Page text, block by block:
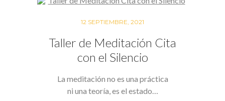
12 SEPTIEMBRE, 2021
Taller de Meditación Cita
con el Silencio
La meditación no es una práctica
ni una teoría, es el estado…